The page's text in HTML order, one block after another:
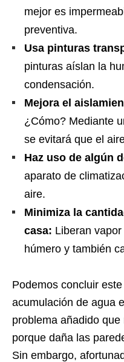
mejor es
preventiva.
Usa pinturas
pinturas aíslan la
condensación.
Mejora el
¿Cómo? Mediante
se evitará que el
Haz uso de algún
aparato de
aire.
Minimiza la
casa: Liberan
húmero y también
Podemos concluir
acumulación de agua
problema añadido
porque daña las
Sin embargo,